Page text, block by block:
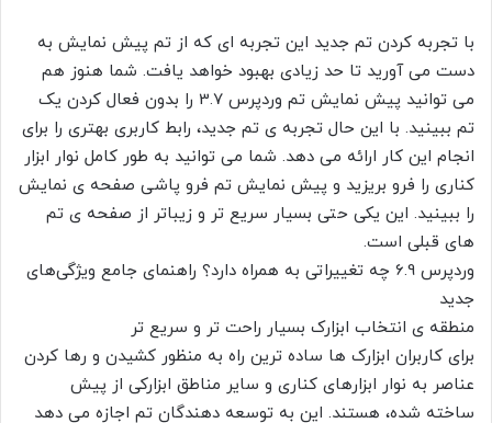
با تجربه کردن تم جدید این تجربه ای که از تم پیش نمایش به
دست می آورید تا حد زیادی بهبود خواهد یافت. شما هنوز هم
می توانید پیش نمایش تم وردپرس 3.7 را بدون فعال کردن یک
تم ببینید. با این حال تجربه ی تم جدید، رابط کاربری بهتری را برای
انجام این کار ارائه می دهد. شما می توانید به طور کامل نوار ابزار
کناری را فرو بریزید و پیش نمایش تم فرو پاشی صفحه ی نمایش
را ببینید. این یکی حتی بسیار سریع تر و زیباتر از صفحه ی تم
های قبلی است.
وردپرس 6.9 چه تغییراتی به همراه دارد؟ راهنمای جامع ویژگی‌های
جدید
منطقه ی انتخاب ابزارک بسیار راحت تر و سریع تر
برای کاربران ابزارک ها ساده ترین راه به منظور کشیدن و رها کردن
عناصر به نوار ابزارهای کناری و سایر مناطق ابزارکی از پیش
ساخته شده، هستند. این به توسعه دهندگان تم اجازه می دهد